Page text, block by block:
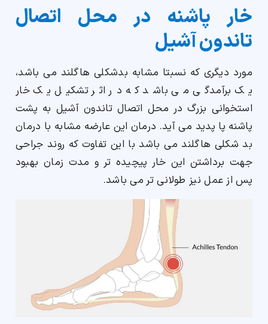
خار پاشنه در محل اتصال
تاندون آشیل
مورد دیگری که نسبتا مشابه بدشکلی هاگلند می باشد،
یک برآمدگی می باشد که در اثر تشکیل یک خار
استخوانی بزرگ در محل اتصال تاندون آشیل به پشت
پاشنه پا پدید می آید. درمان این عارضه مشابه با درمان
بد شکلی هاگلند می باشد با این تفاوت که روند جراحی
جهت برداشتن این خار پیچیده تر و مدت زمان بهبود
پس از عمل نیز طولانی تر می باشد.